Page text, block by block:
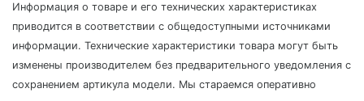
Информация о товаре и его технических характеристиках
приводится в соответствии с общедоступными источниками
информации. Технические характеристики товара могут быть
изменены производителем без предварительного уведомления с
сохранением артикула модели. Мы стараемся оперативно